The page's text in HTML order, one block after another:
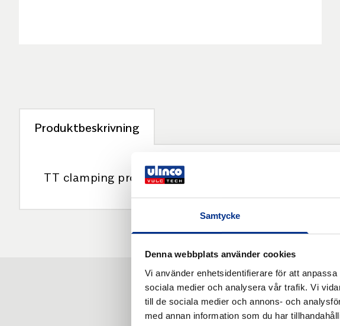
Samtycke
Denna webbplats använder cookies
Vi använder enhetsidentifierare för att
sociala medier och analysera vår trafik. Vi
till de sociala medier och annons- och
med annan information som du har
Produktbeskrivning
TT clamping profiles. TT clamping profile 35 m roll.